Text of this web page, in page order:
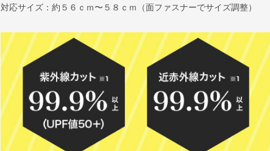
対応サイズ：約５６ｃｍ〜５８ｃｍ（面ファスナーでサイズ調整）